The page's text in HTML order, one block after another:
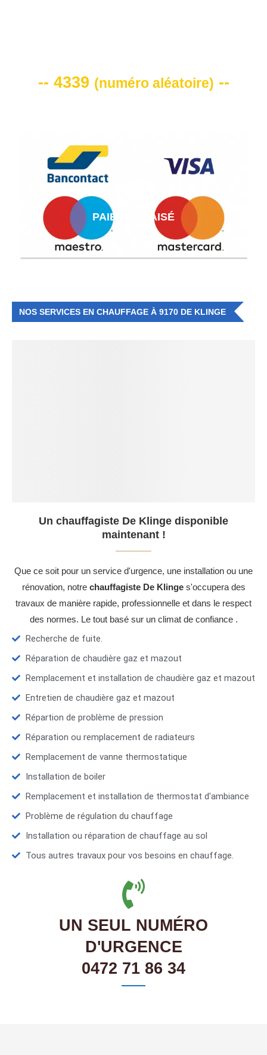
-- 4339 (numéro aléatoire) --
PAIEMENT AISÉ
NOS SERVICES EN CHAUFFAGE À 9170 DE KLINGE
Un chauffagiste De Klinge disponible
maintenant !
Que ce soit pour un service d'urgence, une installation ou une
rénovation, notre chauffagiste De Klinges'occupera des
travaux de manière rapide, professionnelle et dans le respect
des normes. Le tout basé sur un climat de confiance .
Recherche de fuite.
Réparation de chaudière gaz et mazout
Remplacement et installation de chaudière gaz et mazout
Entretien de chaudière gaz et mazout
Répartion de problème de pression
Réparation ou remplacement de radiateurs
Remplacement de vanne thermostatique
Installation de boiler
Remplacement et installation de thermostat d'ambiance
Problème de régulation du chauffage
Installation ou réparation de chauffage au sol
Tous autres travaux pour vos besoins en chauffage.
UN SEUL NUMÉRO
D'URGENCE
0472 71 86 34